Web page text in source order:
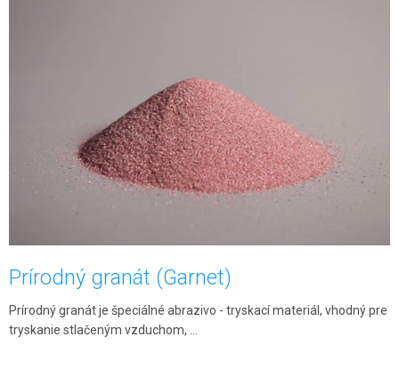
Prírodný granát (Garnet)
Prírodný granát je špeciálné abrazivo - tryskací materiál, vhodný pre
tryskanie stlačeným vzduchom, ...